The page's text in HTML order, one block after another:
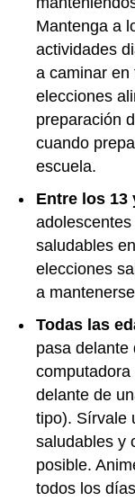
Mantenga a
actividades
a caminar en
elecciones
preparación
cuando
escuela.
Entre los 13
saludables
elecciones
a
Todas las
pasa delante
delante de
tipo). Sírvale
saludables y
posible.
todos los